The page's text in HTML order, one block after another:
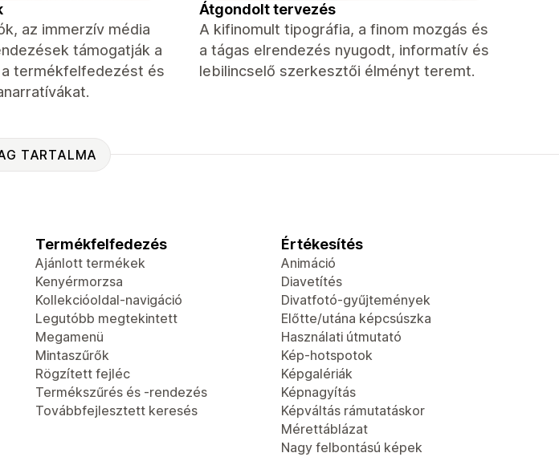
az immerzív média
támogatják a
termékfelfedezést és
Átgondolt tervezés
A kifinomult tipográfia, a finom mozgás és
a tágas elrendezés nyugodt, informatív és
lebilincselő szerkesztői élményt teremt.
TARTALMA
Termékfelfedezés
Ajánlott termékek
Kenyérmorzsa
Kollekcióoldal-navigáció
Legutóbb megtekintett
Megamenü
Mintaszűrők
Rögzített fejléc
Termékszűrés és -rendezés
Továbbfejlesztett keresés
Értékesítés
Animáció
Diavetítés
Divatfotó-gyűjtemények
Előtte/utána képcsúszka
Használati útmutató
Kép-hotspotok
Képgalériák
Képnagyítás
Képváltás rámutatáskor
Mérettáblázat
Nagy felbontású képek